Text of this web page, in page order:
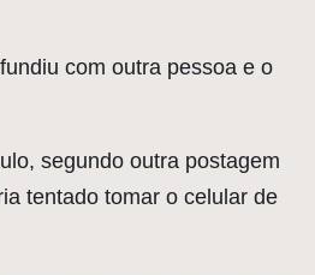
com outra pessoa e o
segundo outra postagem
tentado tomar o celular de